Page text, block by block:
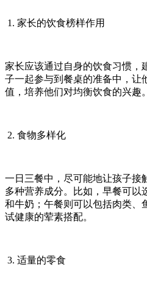
1. 家长的饮食榜样作用
家长应该通过自身的饮食习惯，
子一起参与到餐桌的准备中，让
值，培养他们对均衡饮食的兴趣。
2. 食物多样化
一日三餐中，尽可能地让孩子接
多种营养成分。比如，早餐可以
和牛奶；午餐则可以包括肉类、
试健康的荤素搭配。
3. 适量的零食